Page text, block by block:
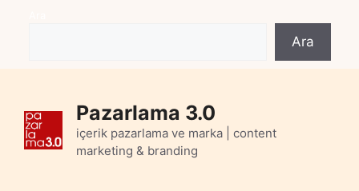
Ara
Pazarlama 3.0
içerik pazarlama ve marka | content
marketing & branding